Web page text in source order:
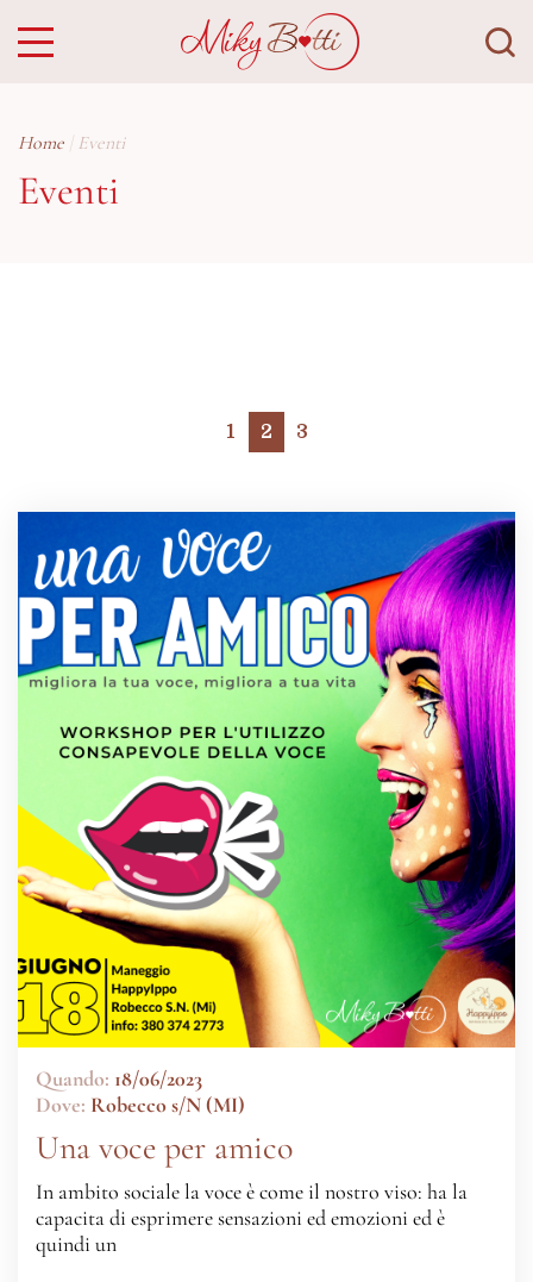
Home Eventi
Eventi
1 2 3
Quando: 18/06/2023
Dove: Robecco s/N (MI)
Una voce per amico
In ambito sociale la voce è come il nostro viso: ha la
capacita di esprimere sensazioni ed emozioni ed è
quindi un